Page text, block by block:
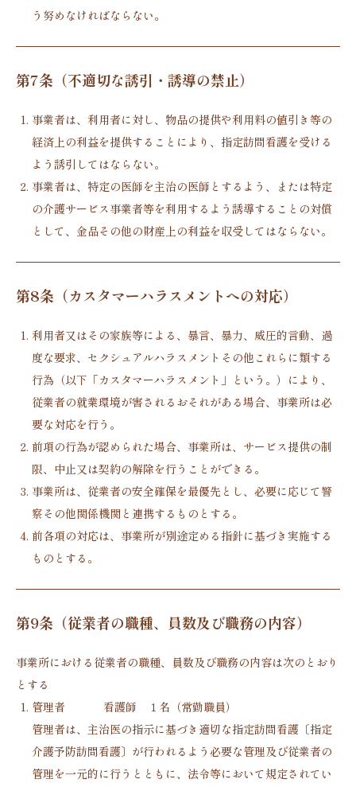
う努めなければならない。
第7条（不適切な誘引・誘導の禁止）
事業者は、利用者に対し、物品の提供や利用料の値引き等の
経済上の利益を提供することにより、指定訪問看護を受ける
よう誘引してはならない。
事業者は、特定の医師を主治の医師とするよう、または特定
の介護サービス事業者等を利用するよう誘導することの対償
として、金品その他の財産上の利益を収受してはならない。
第8条（カスタマーハラスメントへの対応）
利用者又はその家族等による、暴言、暴力、威圧的言動、過
度な要求、セクシュアルハラスメントその他これらに類する
行為（以下「カスタマーハラスメント」という。）により、
従業者の就業環境が害されるおそれがある場合、事業所は必
要な対応を行う。
前項の行為が認められた場合、事業所は、サービス提供の制
限、中止又は契約の解除を行うことができる。
事業所は、従業者の安全確保を最優先とし、必要に応じて警
察その他関係機関と連携するものとする。
前各項の対応は、事業所が別途定める指針に基づき実施する
ものとする。
第9条（従業者の職種、員数及び職務の内容）
事業所における従業者の職種、員数及び職務の内容は次のとおり
とする
管理者
看護師 １名（常勤職員）
管理者は、主治医の指示に基づき適切な指定訪問看護〔指定
介護予防訪問看護〕が行われるよう必要な管理及び従業者の
管理を一元的に行うとともに、法令等において規定されてい